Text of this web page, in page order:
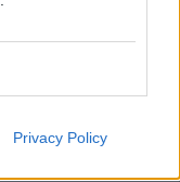
Privacy Policy